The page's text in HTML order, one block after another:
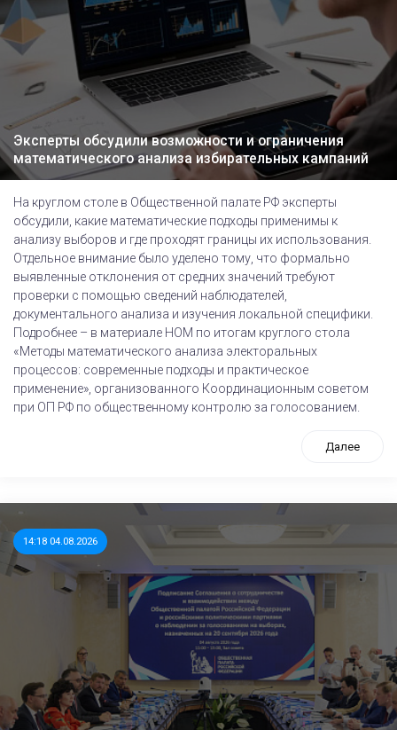
Эксперты обсудили возможности и ограничения
математического анализа избирательных кампаний
На круглом столе в Общественной палате РФ эксперты
обсудили, какие математические подходы применимы к
анализу выборов и где проходят границы их использования.
Отдельное внимание было уделено тому, что формально
выявленные отклонения от средних значений требуют
проверки с помощью сведений наблюдателей,
документального анализа и изучения локальной специфики.
Подробнее – в материале НОМ по итогам круглого стола
«Методы математического анализа электоральных
процессов: современные подходы и практическое
применение», организованного Координационным советом
при ОП РФ по общественному контролю за голосованием.
Далее
14:18 04.08.2026